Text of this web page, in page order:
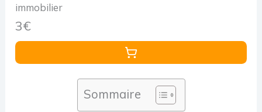
immobilier
3€
Sommaire